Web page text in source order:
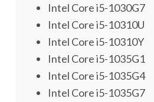
Intel Core i5-1030G7
Intel Core i5-10310U
Intel Core i5-10310Y
Intel Core i5-1035G1
Intel Core i5-1035G4
Intel Core i5-1035G7